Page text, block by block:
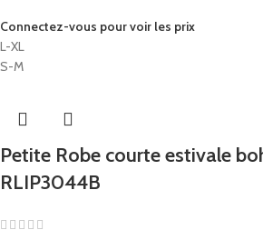
Connectez-vous pour voir les prix
L-XL
S-M
Petite Robe courte estivale
RLIP3044B